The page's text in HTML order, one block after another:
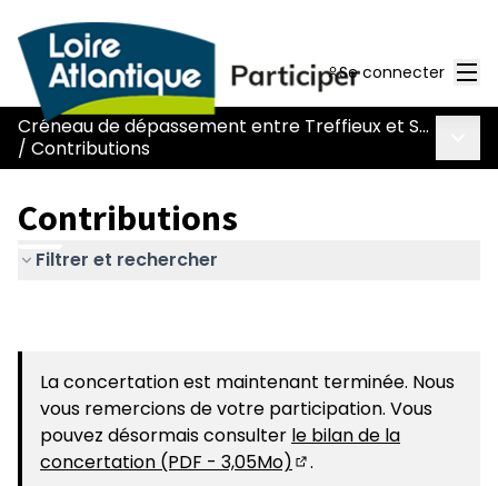
Se connecter
Créneau de dépassement entre Treffieux et Saint-Vincent-des-Landes
/ Contributions
Contributions
Filtrer et rechercher
La concertation est maintenant terminée. Nous
vous remercions de votre participation. Vous
pouvez désormais consulter le bilan de la
concertation (PDF - 3,05Mo)
.